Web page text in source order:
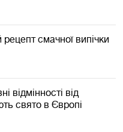
смачної випічки
відмінності від
свято в Європі